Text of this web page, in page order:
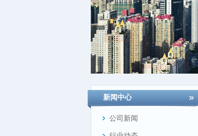
新闻中心
公司新闻